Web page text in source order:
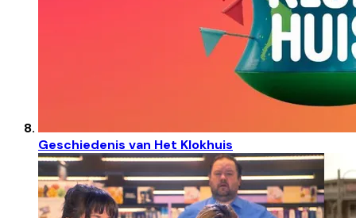
Geschiedenis van Het Klokhuis